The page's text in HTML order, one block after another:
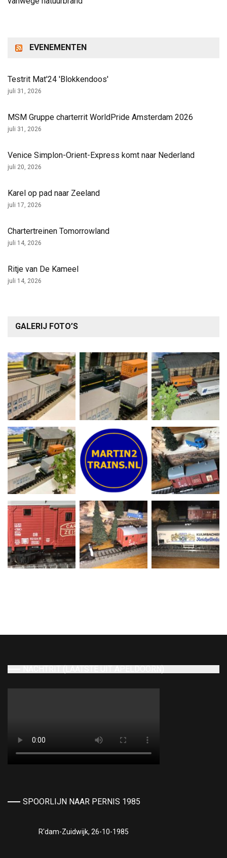
EVENEMENTEN
Testrit Mat'24 'Blokkendoos'
juli 31, 2026
MSM Gruppe charterrit WorldPride Amsterdam 2026
juli 31, 2026
Venice Simplon-Orient-Express komt naar Nederland
juli 20, 2026
Karel op pad naar Zeeland
juli 17, 2026
Chartertreinen Tomorrowland
juli 14, 2026
Ritje van De Kameel
juli 14, 2026
GALERIJ FOTO’S
SPOORLIJN NAAR PERNIS 1985
R'dam-Zuidwijk, 26-10-1985